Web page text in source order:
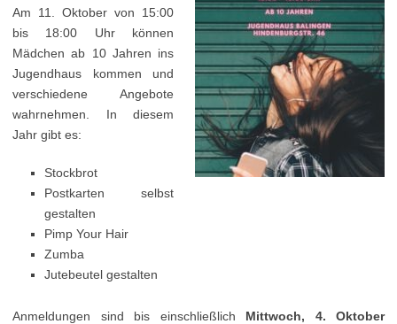
Am 11. Oktober von 15:00
bis 18:00 Uhr können
Mädchen ab 10 Jahren ins
Jugendhaus kommen und
verschiedene Angebote
wahrnehmen. In diesem
Jahr gibt es:
Stockbrot
Postkarten selbst
gestalten
Pimp Your Hair
Zumba
Jutebeutel gestalten
Anmeldungen sind bis einschließlich Mittwoch, 4. Oktober